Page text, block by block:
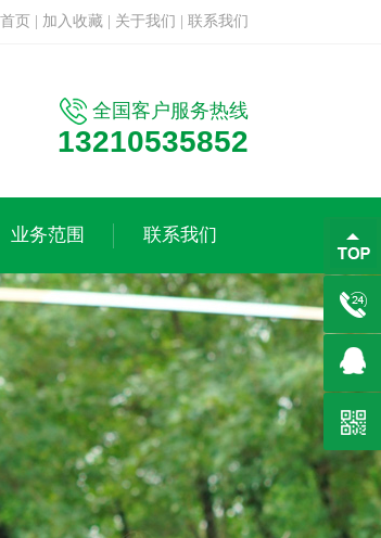
页 加入收藏 关于我们 联系我们
全国客户服务热线
13210535852
业务范围 联系我们